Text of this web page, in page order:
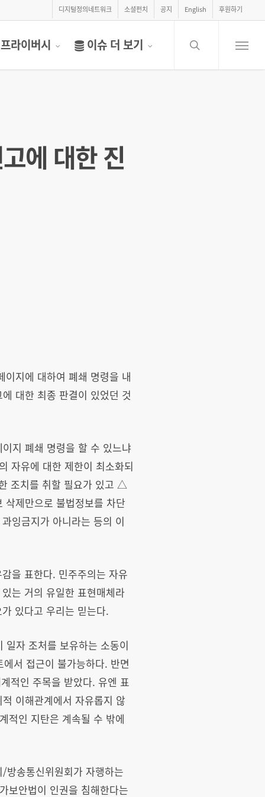
디지털정의네트워크 소셜펀치 공지 English 후원하기
프라이버시 이슈 더 보기
search
Menu
에 대한 진
지에 대하여 폐쇄 명령을 내
대한 최종 판결이 있었던 것
지 폐쇄 명령을 할 수 있느냐
자유에 대한 제한이 최소화되
조치를 취할 필요가 있고 △
제만으로 불법정보를 차단
잉금지가 아니라는 등의 이
을 표한다. 민주주의는 자유
는 거의 유일한 표현매체라
있다고 우리는 믿는다.
일자 조처를 보유하는 소동이
서 접근이 불가능하다. 반면
적인 주목을 받았다. 유엔 표
이해관계에서 자유롭지 않
적인 지탄은 계속될 수 밖에
방송통신위원회가 자행하는
보안법이 인권을 침해한다는